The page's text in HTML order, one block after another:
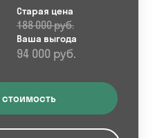
Старая цена
188 000 руб.
Ваша выгода
94 000 руб.
стоимость